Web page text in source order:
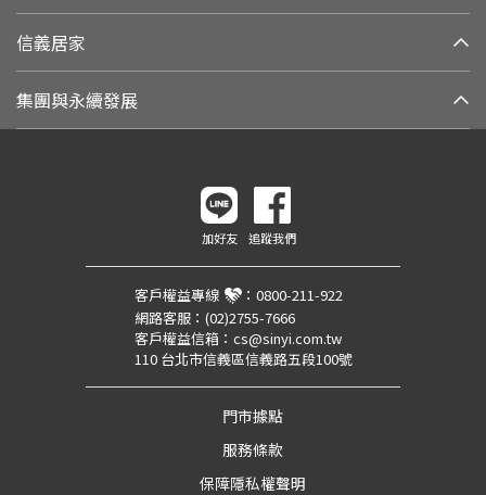
信義居家
集團與永續發展
加好友 追蹤我們
客戶權益專線 ： 0800-211-922
網路客服： (02)2755-7666
客戶權益信箱： cs@sinyi.com.tw
110 台北市信義區信義路五段100號
門市據點
服務條款
保障隱私權聲明